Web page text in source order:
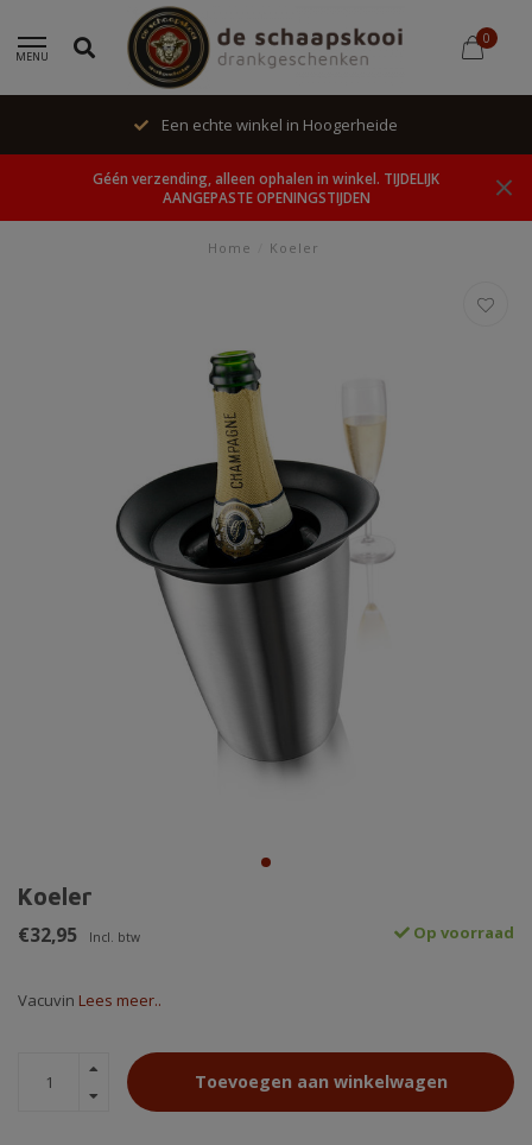
MENU
0
Een echte winkel in Hoogerheide
Géén verzending, alleen ophalen in winkel. TIJDELIJK
AANGEPASTE OPENINGSTIJDEN
Home Koeler
Koeler
€32,95 Incl. btw Op voorraad
Vacuvin Lees meer..
Toevoegen aan winkelwagen